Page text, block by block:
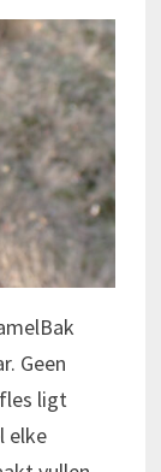
Geen
ligt
elke